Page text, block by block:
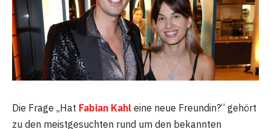
Die Frage „Hat Fabian Kahl eine neue Freundin?“ gehört
zu den meistgesuchten rund um den bekannten